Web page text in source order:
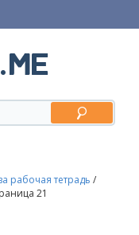
рабочая тетрадь /
21